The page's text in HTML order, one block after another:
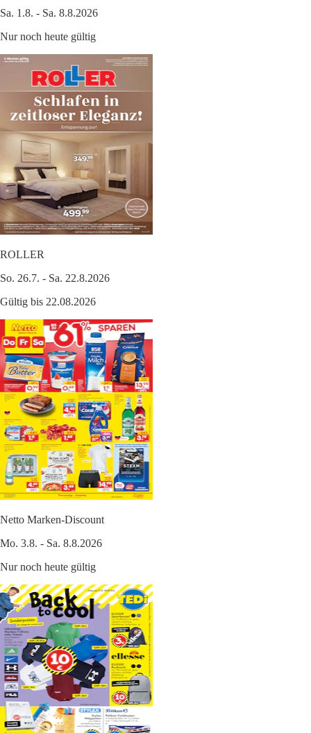
Sa. 1.8. - Sa. 8.8.2026
Nur noch heute gültig
ROLLER
So. 26.7. - Sa. 22.8.2026
Gültig bis 22.08.2026
Netto Marken-Discount
Mo. 3.8. - Sa. 8.8.2026
Nur noch heute gültig